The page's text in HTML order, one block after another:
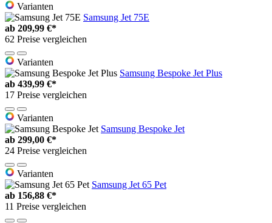
Varianten
Samsung Jet 75E
ab 209,99 €*
62 Preise vergleichen
Varianten
Samsung Bespoke Jet Plus
ab 439,99 €*
17 Preise vergleichen
Varianten
Samsung Bespoke Jet
ab 299,00 €*
24 Preise vergleichen
Varianten
Samsung Jet 65 Pet
ab 156,88 €*
11 Preise vergleichen